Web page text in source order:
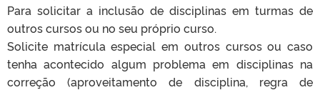
Para solicitar a inclusão de disciplinas em turmas de
outros cursos ou no seu próprio curso.
Solicite matrícula especial em outros cursos ou caso
tenha acontecido algum problema em disciplinas na
correção (aproveitamento de disciplina, regra de